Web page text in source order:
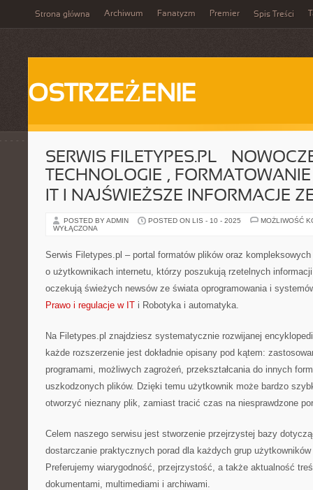
Strona główna Archiwum Fanatyzm Premier Spis Treści
OSTRZEŻENIE
SERWIS FILETYPES.PL –
TECHNOLOGIE ,
IT I NAJŚWIEŻSZE INFORMACJE
POSTED BY ADMIN POSTED ON LIS - 10 - 2025
MOŻLIWOŚĆ
WYŁĄCZONA
Serwis Filetypes.pl – portal formatów plików oraz
o użytkownikach internetu, którzy poszukują rzetelnych
oczekują świeżych newsów ze świata oprogramowania i
Prawo i regulacje w IT i Robotyka i automatyka.
Na Filetypes.pl znajdziesz systematycznie rozwijanej
każde rozszerzenie jest dokładnie opisany pod kątem:
programami, możliwych zagrożeń, przekształcania do innych
uszkodzonych plików. Dzięki temu użytkownik może bardzo
otworzyć nieznany plik, zamiast tracić czas na niesprawdzone
Celem naszego serwisu jest stworzenie przejrzystej bazy
dostarczanie praktycznych porad dla każdych grup
Preferujemy wiarygodność, przejrzystość, a także aktualność
dokumentami, multimediami i archiwami.